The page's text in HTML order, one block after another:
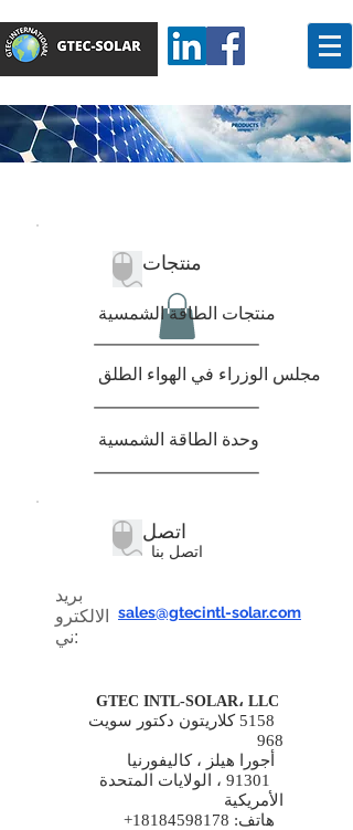
منتجات
منتجات الطاقة الشمسية
مجلس الوزراء في الهواء الطلق
وحدة الطاقة الشمسية
اتصل
اتصل بنا
بريد
الالكترو
ني:
GTEC INTL-SOLAR، LLC
5158 كلاريتون دكتور سويت
968
أجورا هيلز ، كاليفورنيا
91301 ، الولايات المتحدة
الأمريكية
هاتف: 18184598178
+
sales@gtecintl-solar.com